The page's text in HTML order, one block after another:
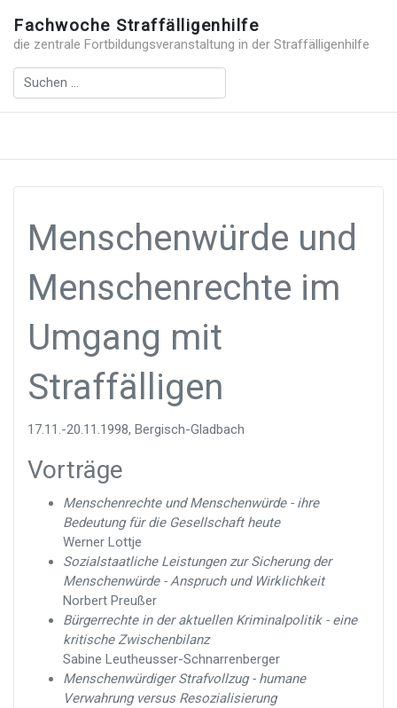
Fachwoche Straffälligenhilfe
die zentrale Fortbildungsveranstaltung in der Straffälligenhilfe
Menschenwürde und
Menschenrechte im
Umgang mit
Straffälligen
17.11.-20.11.1998, Bergisch-Gladbach
Vorträge
Menschenrechte und Menschenwürde - ihre
Bedeutung für die Gesellschaft heute
Werner Lottje
Sozialstaatliche Leistungen zur Sicherung der
Menschenwürde - Anspruch und Wirklichkeit
Norbert Preußer
Bürgerrechte in der aktuellen Kriminalpolitik - eine
kritische Zwischenbilanz
Sabine Leutheusser-Schnarrenberger
Menschenwürdiger Strafvollzug - humane
Verwahrung versus Resozialisierung